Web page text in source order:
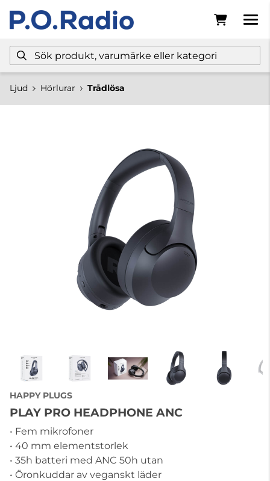
Ljud Hörlurar Trådlösa
HAPPY PLUGS
PLAY PRO HEADPHONE ANC
• Fem mikrofoner
• 40 mm elementstorlek
• 35h batteri med ANC 50h utan
• Öronkuddar av veganskt läder